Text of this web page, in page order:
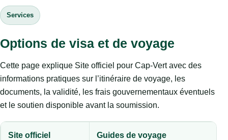
Services
Options de visa et de voyage
Cette page explique Site officiel pour Cap-Vert avec des
informations pratiques sur l’itinéraire de voyage, les
documents, la validité, les frais gouvernementaux éventuels
et le soutien disponible avant la soumission.
Site officiel Guides de voyage